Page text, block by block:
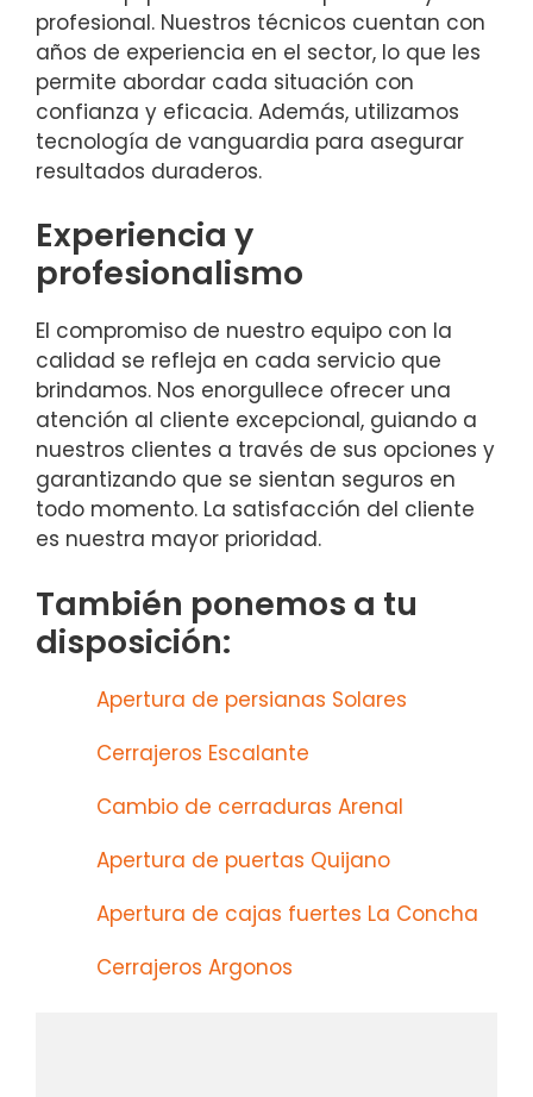
profesional. Nuestros técnicos cuentan con
años de experiencia en el sector, lo que les
permite abordar cada situación con
confianza y eficacia. Además, utilizamos
tecnología de vanguardia para asegurar
resultados duraderos.
Experiencia y
profesionalismo
El compromiso de nuestro equipo con la
calidad se refleja en cada servicio que
brindamos. Nos enorgullece ofrecer una
atención al cliente excepcional, guiando a
nuestros clientes a través de sus opciones y
garantizando que se sientan seguros en
todo momento. La satisfacción del cliente
es nuestra mayor prioridad.
También ponemos a tu
disposición:
Apertura de persianas Solares
Cerrajeros Escalante
Cambio de cerraduras Arenal
Apertura de puertas Quijano
Apertura de cajas fuertes La Concha
Cerrajeros Argonos